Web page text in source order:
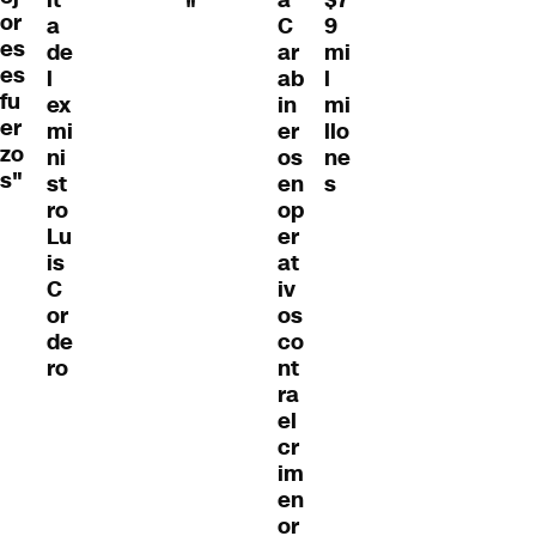
or
es
es
fu
er
zo
s"
a
de
l
ex
mi
ni
st
ro
Lu
is
C
or
de
ro
"
C
ar
ab
in
er
os
en
op
er
at
iv
os
co
nt
ra
el
cr
im
en
or
9
mi
l
mi
llo
ne
s